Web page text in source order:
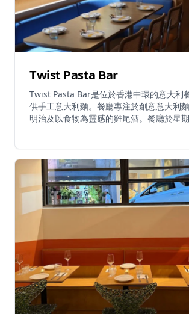
Twist Pasta Bar
Twist Pasta Bar是位於香港中環的意大利
供手工意大利麵。餐廳專注於創意意大利
明治及以食物為靈感的雞尾酒。餐廳於星
意大利製麵傳統帶到中環心臟地帶，提供
麵的美妙用餐體驗。